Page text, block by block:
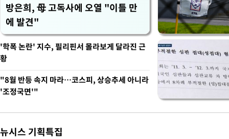
방은희, 母 고독사에 오열 "이틀 만
에 발견"
'학폭 논란' 지수, 필리핀서 몰라보게 달라진 근
황
"8월 반등 속지 마라…코스피, 상승추세 아니라
'조정국면'"
뉴시스 기획특집